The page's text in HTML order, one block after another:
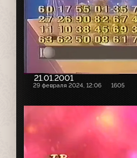
21.01.2001
29 февраля 2024, 12:06 1605